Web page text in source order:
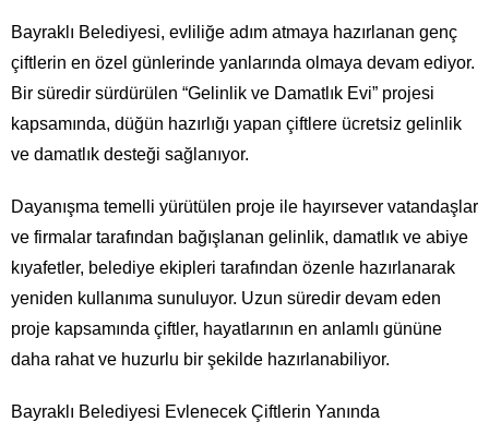
Bayraklı Belediyesi, evliliğe adım atmaya hazırlanan genç
çiftlerin en özel günlerinde yanlarında olmaya devam ediyor.
Bir süredir sürdürülen “Gelinlik ve Damatlık Evi” projesi
kapsamında, düğün hazırlığı yapan çiftlere ücretsiz gelinlik
ve damatlık desteği sağlanıyor.
Dayanışma temelli yürütülen proje ile hayırsever vatandaşlar
ve firmalar tarafından bağışlanan gelinlik, damatlık ve abiye
kıyafetler, belediye ekipleri tarafından özenle hazırlanarak
yeniden kullanıma sunuluyor. Uzun süredir devam eden
proje kapsamında çiftler, hayatlarının en anlamlı gününe
daha rahat ve huzurlu bir şekilde hazırlanabiliyor.
Bayraklı Belediyesi Evlenecek Çiftlerin Yanında